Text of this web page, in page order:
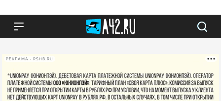
РЕКЛАМА • RSHB.RU